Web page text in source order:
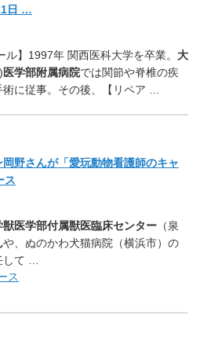
日 …
】 1997年 関西医科大学を卒業。 大
)医学部附属病院では関節や脊椎の疾
に従事。その後、
【リペア …
野さんが「愛玩動物看護師のキャ
ス
獣医学部付属獣医臨床センター （泉
や、ぬのかわ犬猫病院（横浜市） の
て …
ス